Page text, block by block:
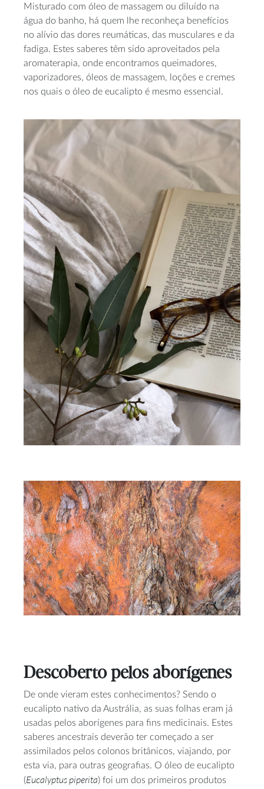
Misturado com óleo de massagem ou diluído na
água do banho, há quem lhe reconheça benefícios
no alívio das dores reumáticas, das musculares e da
fadiga. Estes saberes têm sido aproveitados pela
aromaterapia, onde encontramos queimadores,
vaporizadores, óleos de massagem, loções e cremes
nos quais o óleo de eucalipto é mesmo essencial.
Descoberto pelos aborígenes
De onde vieram estes conhecimentos? Sendo o
eucalipto nativo da Austrália, as suas folhas eram já
usadas pelos aborígenes para fins medicinais. Estes
saberes ancestrais deverão ter começado a ser
assimilados pelos colonos britânicos, viajando, por
esta via, para outras geografias. O óleo de eucalipto
(Eucalyptus piperita) foi um dos primeiros produtos